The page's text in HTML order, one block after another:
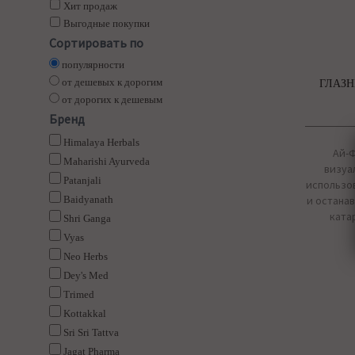
Хит продаж
Выгодные покупки
Сортировать по
популярности
от дешевых к дорогим
от дорогих к дешевым
Бренд
Himalaya Herbals
Maharishi Ayurveda
Patanjali
Baidyanath
Shri Ganga
Vyas
Neo Herbs
Dey's Med
Trimed
Kottakkal
Sri Sri Tattva
Jagat Pharma
Ай-
и